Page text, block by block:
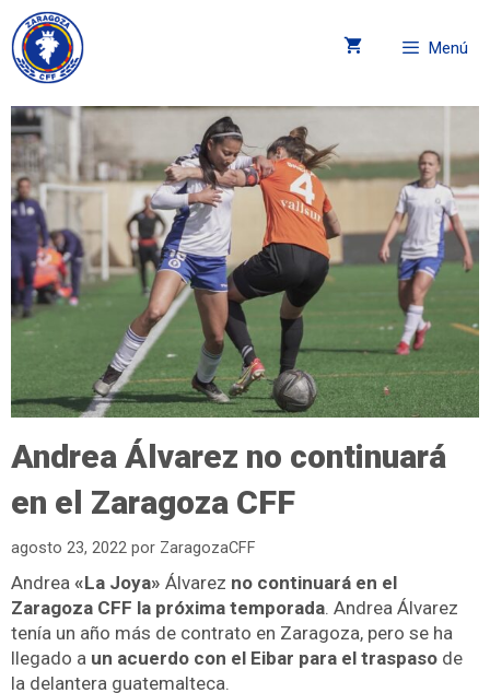
Menú
Andrea Álvarez no continuará
en el Zaragoza CFF
agosto 23, 2022 por ZaragozaCFF
Andrea «La Joya» Álvarez no continuará en el
Zaragoza CFF la próxima temporada. Andrea Álvarez
tenía un año más de contrato en Zaragoza, pero se ha
llegado a un acuerdo con el Eibar para el traspaso de
la delantera guatemalteca.